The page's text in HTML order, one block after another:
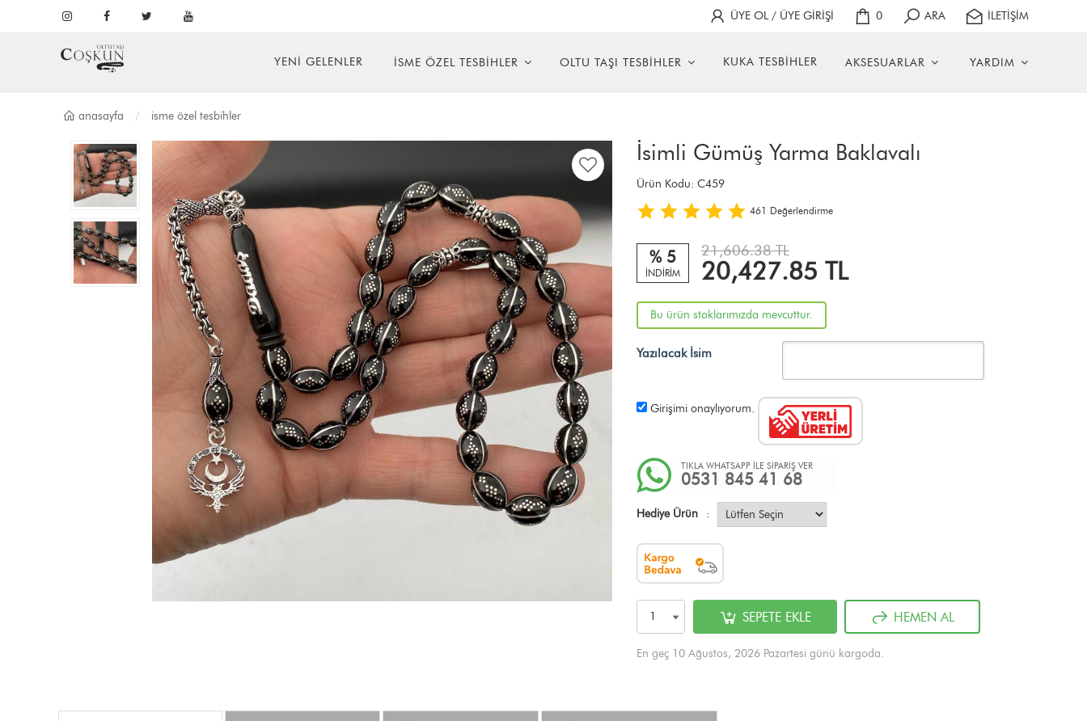
ÜYE OL / ÜYE GİRİŞİ 0 ARA İLETİŞİM
YENİ GELENLER İSME ÖZEL TESBİHLER OLTU TAŞI TESBİHLER KUKA TESBİHLER AKSESUARLAR YARDIM
anasayfa i̇sme özel tesbi̇hler
İsimli Gümüş Yarma Baklavalı
Ürün Kodu: C459
461 Değerlendirme
% 5
İNDİRİM
21,606.38 TL
20,427.85 TL
Bu ürün stoklarımızda mevcuttur.
Yazılacak İsim
Girişimi onaylıyorum.
TIKLA WHATSAPP İLE SİPARİŞ VER
0531 845 41 68
Hediye Ürün :
SEPETE EKLE HEMEN AL
En geç 10 Ağustos, 2026 Pazartesi günü kargoda.